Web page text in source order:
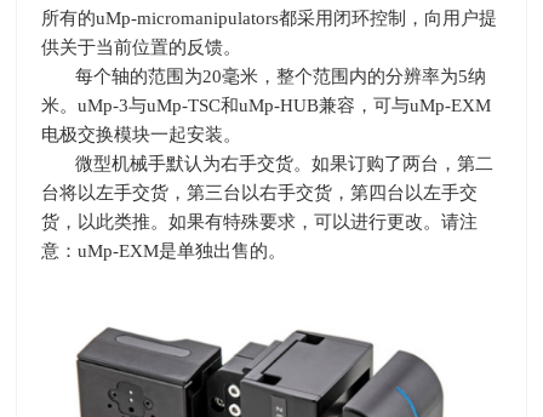
所有的uMp-micromanipulators都采用闭环控制，向用户提
供关于当前位置的反馈。
每个轴的范围为20毫米，整个范围内的分辨率为5纳
米。uMp-3与uMp-TSC和uMp-HUB兼容，可与uMp-EXM
电极交换模块一起安装。
微型机械手默认为右手交货。如果订购了两台，第二
台将以左手交货，第三台以右手交货，第四台以左手交
货，以此类推。如果有特殊要求，可以进行更改。请注
意：uMp-EXM是单独出售的。